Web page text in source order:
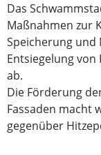
Das
Maßnahmen zur
Speicherung und
Entsiegelung
ab.
Die Förderung
Fassaden macht
gegenüber